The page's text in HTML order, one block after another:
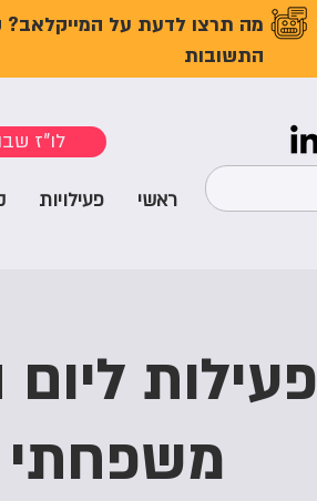
מה תרצו לדעת על
התשובות
לו"ז
ראשי פעילויות
פעילות
משפחתי